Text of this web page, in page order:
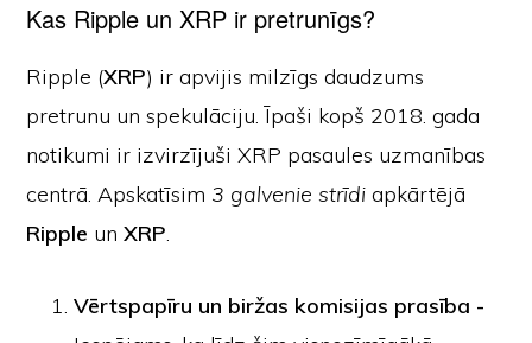
Kas Ripple un XRP ir pretrunīgs?
Ripple (XRP) ir apvijis milzīgs daudzums
pretrunu un spekulāciju. Īpaši kopš 2018. gada
notikumi ir izvirzījuši XRP pasaules uzmanības
centrā. Apskatīsim 3 galvenie strīdi apkārtējā
Ripple unXRP.
Vērtspapīru un biržas komisijas prasība -